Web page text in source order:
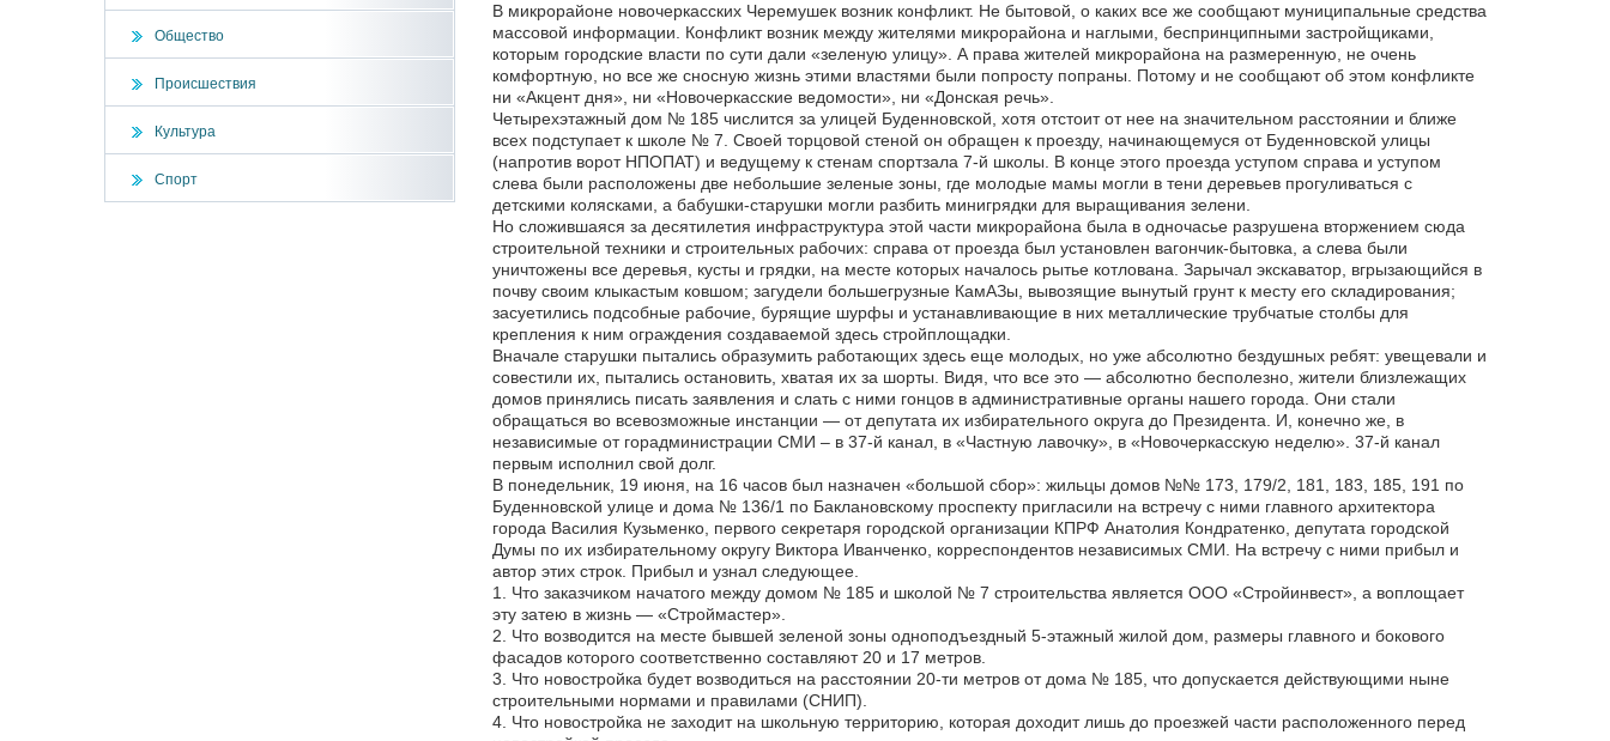
Общество
Происшествия
Культура
Спорт
В микрорайоне новочеркасских Черемушек возник конфликт. Не бытовой, о каких все же сообщают муниципальные средства
массовой информации. Конфликт возник между жителями микрорайона и наглыми, беспринципными застройщиками,
которым городские власти по сути дали «зеленую улицу». А права жителей микрорайона на размеренную, не очень
комфортную, но все же сносную жизнь этими властями были попросту попраны. Потому и не сообщают об этом конфликте
ни «Акцент дня», ни «Новочеркасские ведомости», ни «Донская речь».
Четырехэтажный дом № 185 числится за улицей Буденновской, хотя отстоит от нее на значительном расстоянии и ближе
всех подступает к школе № 7. Своей торцовой стеной он обращен к проезду, начинающемуся от Буденновской улицы
(напротив ворот НПОПАТ) и ведущему к стенам спортзала 7-й школы. В конце этого проезда уступом справа и уступом
слева были расположены две небольшие зеленые зоны, где молодые мамы могли в тени деревьев прогуливаться с
детскими колясками, а бабушки-старушки могли разбить минигрядки для выращивания зелени.
Но сложившаяся за десятилетия инфраструктура этой части микрорайона была в одночасье разрушена вторжением сюда
строительной техники и строительных рабочих: справа от проезда был установлен вагончик-бытовка, а слева были
уничтожены все деревья, кусты и грядки, на месте которых началось рытье котлована. Зарычал экскаватор, вгрызающийся в
почву своим клыкастым ковшом; загудели большегрузные КамАЗы, вывозящие вынутый грунт к месту его складирования;
засуетились подсобные рабочие, бурящие шурфы и устанавливающие в них металлические трубчатые столбы для
крепления к ним ограждения создаваемой здесь стройплощадки.
Вначале старушки пытались образумить работающих здесь еще молодых, но уже абсолютно бездушных ребят: увещевали и
совестили их, пытались остановить, хватая их за шорты. Видя, что все это — абсолютно бесполезно, жители близлежащих
домов принялись писать заявления и слать с ними гонцов в административные органы нашего города. Они стали
обращаться во всевозможные инстанции — от депутата их избирательного округа до Президента. И, конечно же, в
независимые от горадминистрации СМИ – в 37-й канал, в «Частную лавочку», в «Новочеркасскую неделю». 37-й канал
первым исполнил свой долг.
В понедельник, 19 июня, на 16 часов был назначен «большой сбор»: жильцы домов №№ 173, 179/2, 181, 183, 185, 191 по
Буденновской улице и дома № 136/1 по Баклановскому проспекту пригласили на встречу с ними главного архитектора
города Василия Кузьменко, первого секретаря городской организации КПРФ Анатолия Кондратенко, депутата городской
Думы по их избирательному округу Виктора Иванченко, корреспондентов независимых СМИ. На встречу с ними прибыл и
автор этих строк. Прибыл и узнал следующее.
1. Что заказчиком начатого между домом № 185 и школой № 7 строительства является ООО «Стройинвест», а воплощает
эту затею в жизнь — «Строймастер».
2. Что возводится на месте бывшей зеленой зоны одноподъездный 5-этажный жилой дом, размеры главного и бокового
фасадов которого соответственно составляют 20 и 17 метров.
3. Что новостройка будет возводиться на расстоянии 20-ти метров от дома № 185, что допускается действующими ныне
строительными нормами и правилами (СНИП).
4. Что новостройка не заходит на школьную территорию, которая доходит лишь до проезжей части расположенного перед